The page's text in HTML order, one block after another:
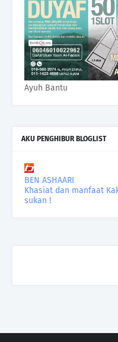
Ayuh Bantu
AKU PENGHIBUR BLOGLIST
BEN ASHAARI
Khasiat dan manfaat
sukan !